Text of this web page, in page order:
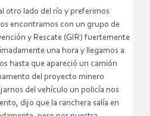
otro lado del río y preferimos
encontramos con un grupo de
y Rescate (GIR) fuertemente
una hora y llegamos a
hasta que apareció un camión
del proyecto minero
del vehículo un policía nos
dijo que la ranchera salía en